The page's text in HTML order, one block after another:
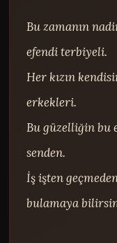
Bu zamanın
efendi terbiyeli.
Her kızın
erkekleri.
Bu güzelliğin bu
senden.
İş işten
bulamaya